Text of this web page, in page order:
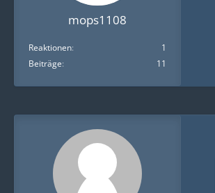
mops1108
Reaktionen
1
Beiträge
11